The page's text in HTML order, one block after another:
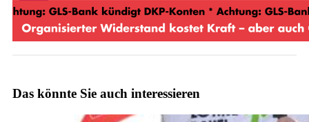
Das könnte Sie auch interessieren